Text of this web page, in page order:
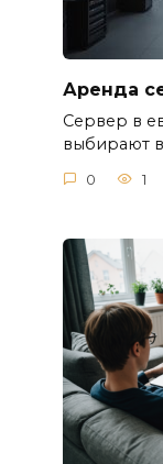
Аренда
Сервер в
выбирают в
0 1